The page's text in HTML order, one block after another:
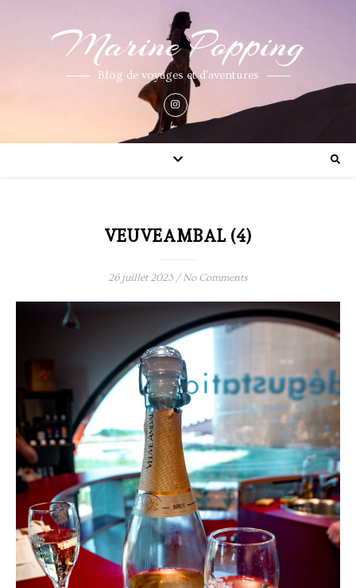
Marine Popping
Blog de voyages et d'aventures
VEUVEAMBAL (4)
26 juillet 2023 / No Comments